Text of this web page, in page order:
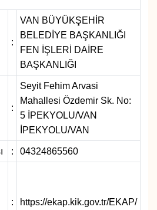
:
VAN BÜYÜKŞEHİR
BELEDİYE BAŞKANLIĞI
FEN İŞLERİ DAİRE
BAŞKANLIĞI
:
Seyit Fehim Arvasi
Mahallesi Özdemir Sk. No:
5 İPEKYOLU/VAN
İPEKYOLU/VAN
: 04324865560
: https://ekap.kik.gov.tr/EKAP/